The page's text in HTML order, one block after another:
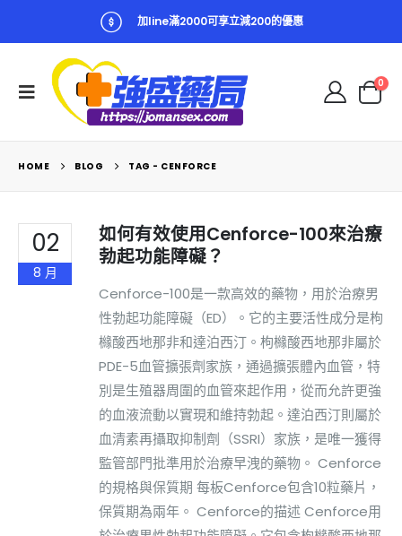
加line滿2000可享立減200的優惠
0
HOME BLOG TAG - CENFORCE
02
8 月
如何有效使用Cenforce-100來治療
勃起功能障礙？
Cenforce-100是一款高效的藥物，用於治療男
性勃起功能障礙（ED）。它的主要活性成分是枸
櫞酸西地那非和達泊西汀。枸櫞酸西地那非屬於
PDE-5血管擴張劑家族，通過擴張體內血管，特
別是生殖器周圍的血管來起作用，從而允許更強
的血液流動以實現和維持勃起。達泊西汀則屬於
血清素再攝取抑制劑（SSRI）家族，是唯一獲得
監管部門批準用於治療早洩的藥物。 Cenforce
的規格與保質期 每板Cenforce包含10粒藥片，
保質期為兩年。 Cenforce的描述 Cenforce用